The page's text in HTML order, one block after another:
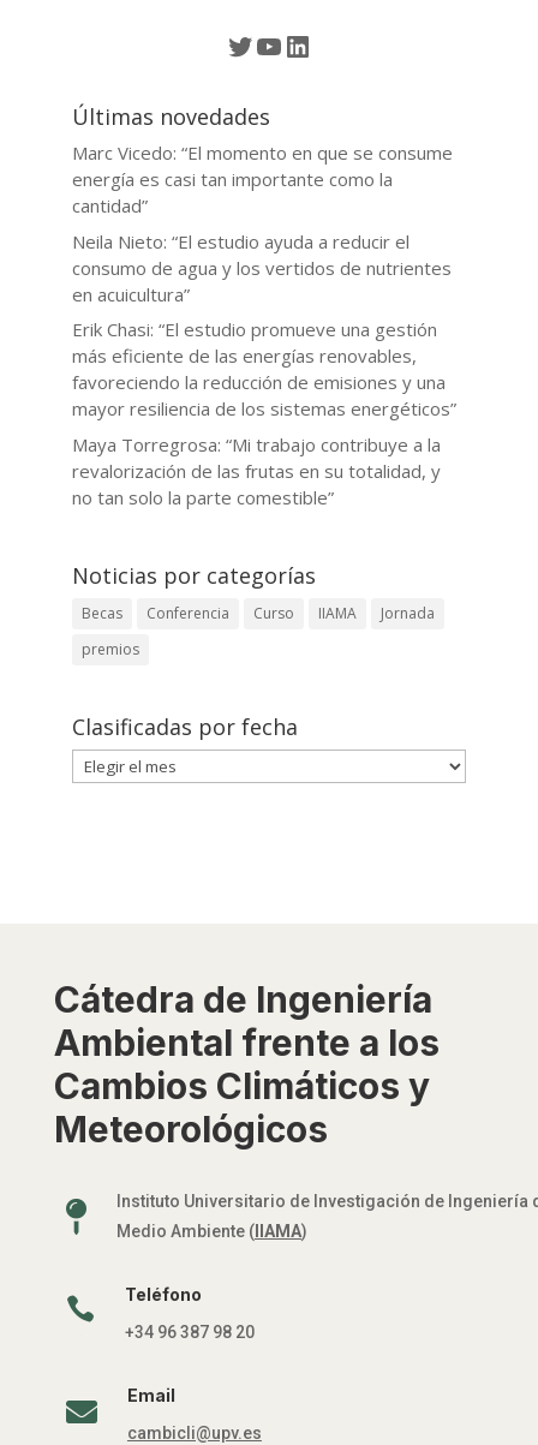
Twitter
YouTube
LinkedIn
Últimas novedades
Marc Vicedo: “El momento en que se consume
energía es casi tan importante como la
cantidad”
Neila Nieto: “El estudio ayuda a reducir el
consumo de agua y los vertidos de nutrientes
en acuicultura”
Erik Chasi: “El estudio promueve una gestión
más eficiente de las energías renovables,
favoreciendo la reducción de emisiones y una
mayor resiliencia de los sistemas energéticos”
Maya Torregrosa: “Mi trabajo contribuye a la
revalorización de las frutas en su totalidad, y
no tan solo la parte comestible”
Noticias por categorías
Becas Conferencia Curso IIAMA
Jornada
premios
Clasificadas por fecha
Clasificadas
por
Cátedra de Ingeniería
Ambiental frente a los
Cambios Climáticos y
Meteorológicos

Instituto Universitario de Investigación de Ingeniería
Medio Ambiente (IIAMA)
 Teléfono
+34 96 387 98 20

Email
cambicli@upv.es